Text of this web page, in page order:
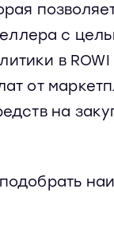
с
в
от
на